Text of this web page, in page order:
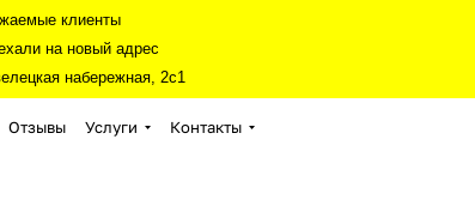
клиенты
на новый адрес
набережная, 2с1
Отзывы Услуги Контакты